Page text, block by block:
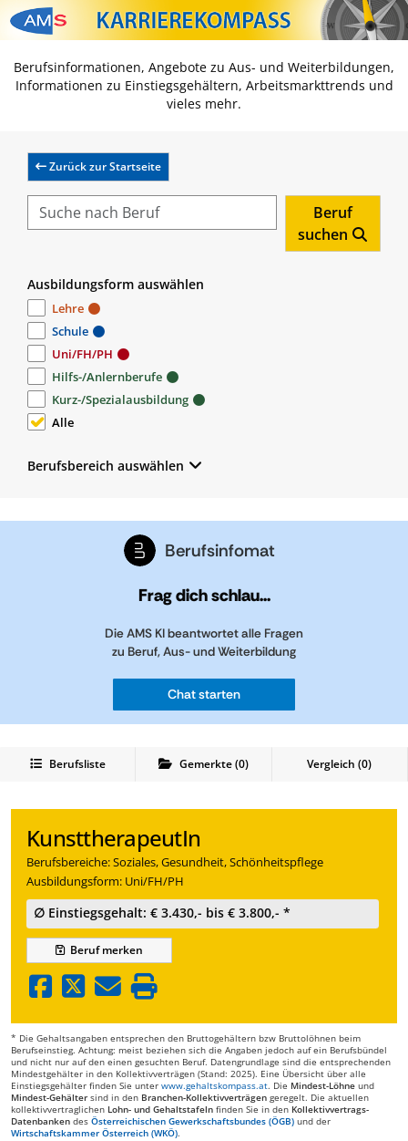
Zum Inhalt springen
Zum Navmenü springen
Zur Suche springen
Zur Footer springen
Berufsinformationen, Angebote zu Aus- und Weiterbildungen,
Informationen zu Einstiegsgehältern, Arbeitsmarkttrends und
vieles mehr.
Zurück zur Startseite
Beruf
suchen
Ausbildungsform auswählen
Lehre
Schule
Uni/FH/PH
Hilfs-/Anlernberufe
Kurz-/Spezialausbildung
Alle
Berufsbereich auswählen
Berufsinfomat
Frag dich schlau...
Die AMS KI beantwortet alle Fragen
zu Beruf, Aus- und Weiterbildung
Chat starten
Berufsliste Gemerkte(0) Vergleich (0)
KunsttherapeutIn
Berufsbereiche: Soziales, Gesundheit, Schönheitspflege
Ausbildungsform: Uni/FH/PH
∅ Einstiegsgehalt: € 3.430,- bis € 3.800,- *
Berufmerken
* Die Gehaltsangaben entsprechen den Bruttogehältern bzw Bruttolöhnen beim
Berufseinstieg. Achtung: meist beziehen sich die Angaben jedoch auf ein Berufsbündel
und nicht nur auf den einen gesuchten Beruf. Datengrundlage sind die entsprechenden
Mindestgehälter in den Kollektivverträgen (Stand: 2025). Eine Übersicht über alle
Einstiegsgehälter finden Sie unter www.gehaltskompass.at. Die Mindest-Löhne und
Mindest-Gehälter sind in den Branchen-Kollektivverträgen geregelt. Die aktuellen
kollektivvertraglichen Lohn- und Gehaltstafeln finden Sie in den Kollektivvertrags-
Datenbanken des Österreichischen Gewerkschaftsbundes (ÖGB) und der
Wirtschaftskammer Österreich (WKÖ).